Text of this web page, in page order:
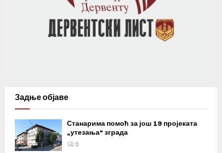
Задње објаве
Станарима помоћ за још 19 пројеката
„утезања“ зграда
0